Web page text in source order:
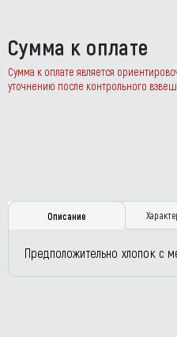
Сумма к оплате
Сумма к оплате является
уточнению после контрольного
Описание
Предположительно хлопок с